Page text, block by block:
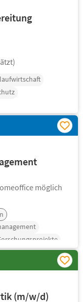
möglich
(m/w/d)